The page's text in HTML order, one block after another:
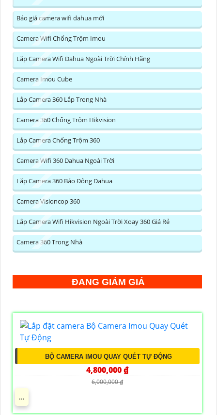
Báo giá camera wifi dahua mới
Camera Wifi Chống Trộm Imou
Lắp Camera Wifi Dahua Ngoài Trời Chính Hãng
Camera Imou Cube
Lắp Camera 360 Lắp Trong Nhà
Camera 360 Chống Trộm Hikvision
Lắp Camera Chống Trộm 360
Camera Wifi 360 Dahua Ngoài Trời
Lăp Camera 360 Báo Động Dahua
Camera Visioncop 360
Lắp Camera Wifi Hikvision Ngoài Trời Xoay 360 Giá Rẻ
Camera 360 Trong Nhà
ĐANG GIẢM GIÁ
BỘ CAMERA IMOU QUAY QUÉT TỰ ĐỘNG
4,800,000 ₫
6,000,000 ₫
...